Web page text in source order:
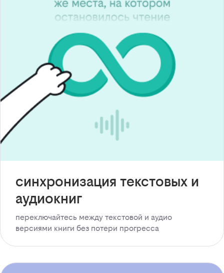
синхронизация текстовых и
аудиокниг
переключайтесь между текстовой и аудио
версиями книги без потери прогресса